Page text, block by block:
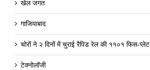
खेल जगत
गाजियाबाद
चोरों ने २ दिनों में चुराई रैपिड रेल की ११०१ फिस-प्लेट
टेक्नोलॉजी